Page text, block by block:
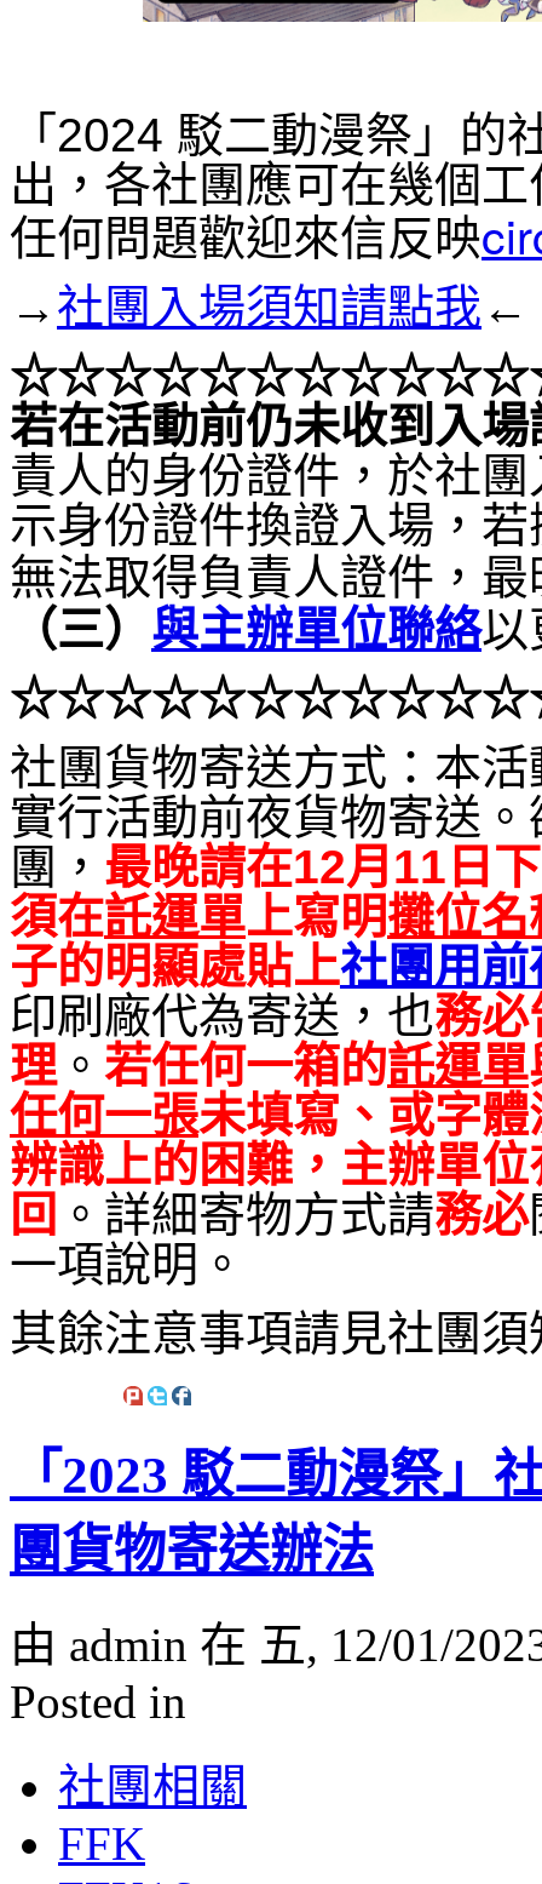
「2024 駁二動漫祭」的
出，各社團應可在幾個
任何問題歡迎來信反映
→ 社團入場須知請點我 ←
☆☆☆☆☆☆☆☆☆
若在活動前仍未收到入場
責人的身份證件，於社
示身份證件換證入場，
無法取得負責人證件，最
（三） 與主辦單位聯絡以
☆☆☆☆☆☆☆☆☆
社團貨物寄送方式：本
實行活動前夜貨物寄送
團， 最晚請在12月11日
須在託運單上寫明攤位名
子的明顯處貼上社團用
印刷廠代為寄送，也務必
理。 若任何一箱的託運單
任何一張未填寫、或字
辨識上的困難，主辦單
回 。詳細寄物方式請務必
一項說明。
其餘注意事項請見社團
「2023 駁二動漫祭」
團貨物寄送辦法
由 admin 在 五, 12/01/
Posted in
社團相關
FFK